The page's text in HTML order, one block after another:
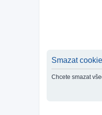
Smazat
Chcete smazat